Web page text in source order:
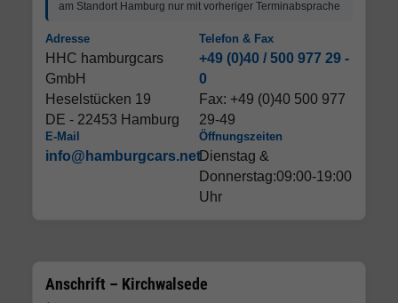
am Standort Hamburg nur mit vorheriger Terminabsprache
Adresse
HHC hamburgcars
GmbH
Heselstücken 19
DE - 22453 Hamburg
Telefon & Fax
+49 (0)40 / 500 977 29 -
0
Fax: +49 (0)40 500 977
29-49
E-Mail
info@hamburgcars.net
Öffnungszeiten
Dienstag &
Donnerstag:09:00-19:00
Uhr
Anschrift – Kirchwalsede